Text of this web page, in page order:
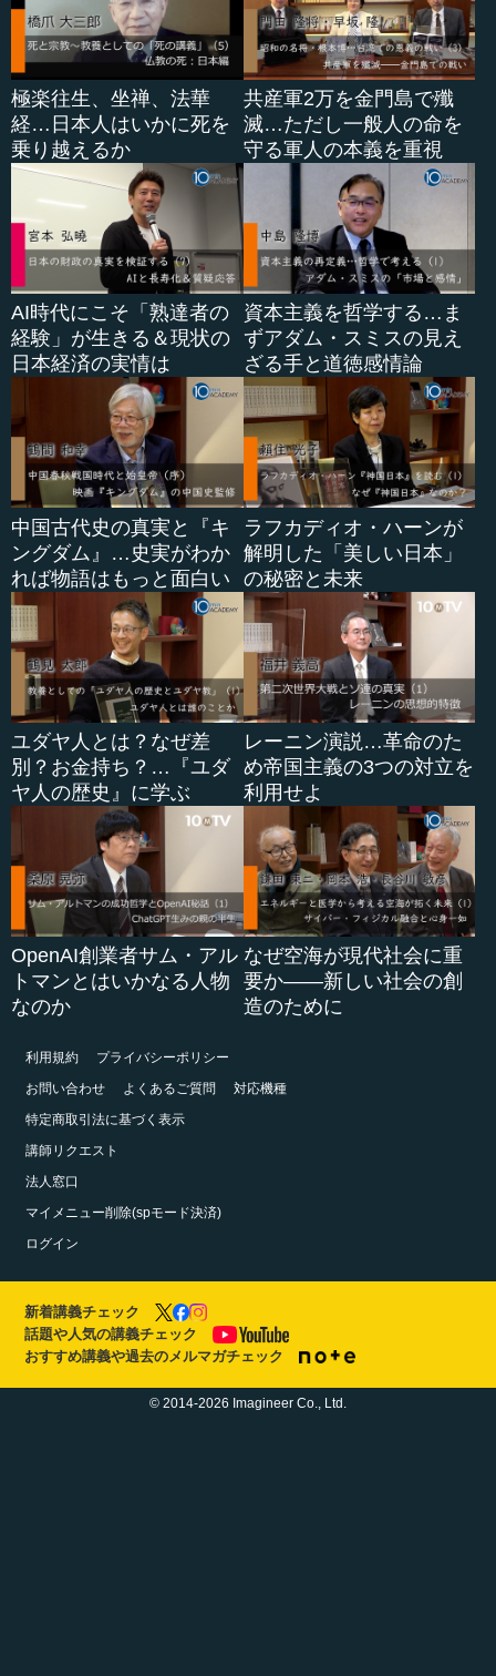
極楽往生、坐禅、法華
経…日本人はいかに死を
乗り越えるか
共産軍2万を金門島で殲
滅…ただし一般人の命を
守る軍人の本義を重視
AI時代にこそ「熟達者の
経験」が生きる＆現状の
日本経済の実情は
資本主義を哲学する…ま
ずアダム・スミスの見え
ざる手と道徳感情論
中国古代史の真実と『キ
ングダム』…史実がわか
れば物語はもっと面白い
ラフカディオ・ハーンが
解明した「美しい日本」
の秘密と未来
ユダヤ人とは？なぜ差
別？お金持ち？…『ユダ
ヤ人の歴史』に学ぶ
レーニン演説…革命のた
め帝国主義の3つの対立を
利用せよ
OpenAI創業者サム・アル
トマンとはいかなる人物
なのか
なぜ空海が現代社会に重
要か――新しい社会の創
造のために
利用規約
プライバシーポリシー
お問い合わせ
よくあるご質問
対応機種
特定商取引法に基づく表示
講師リクエスト
法人窓口
マイメニュー削除(spモード決済)
ログイン
新着講義チェック
話題や人気の講義チェック
おすすめ講義や過去のメルマガチェック
© 2014-2026 Imagineer Co., Ltd.